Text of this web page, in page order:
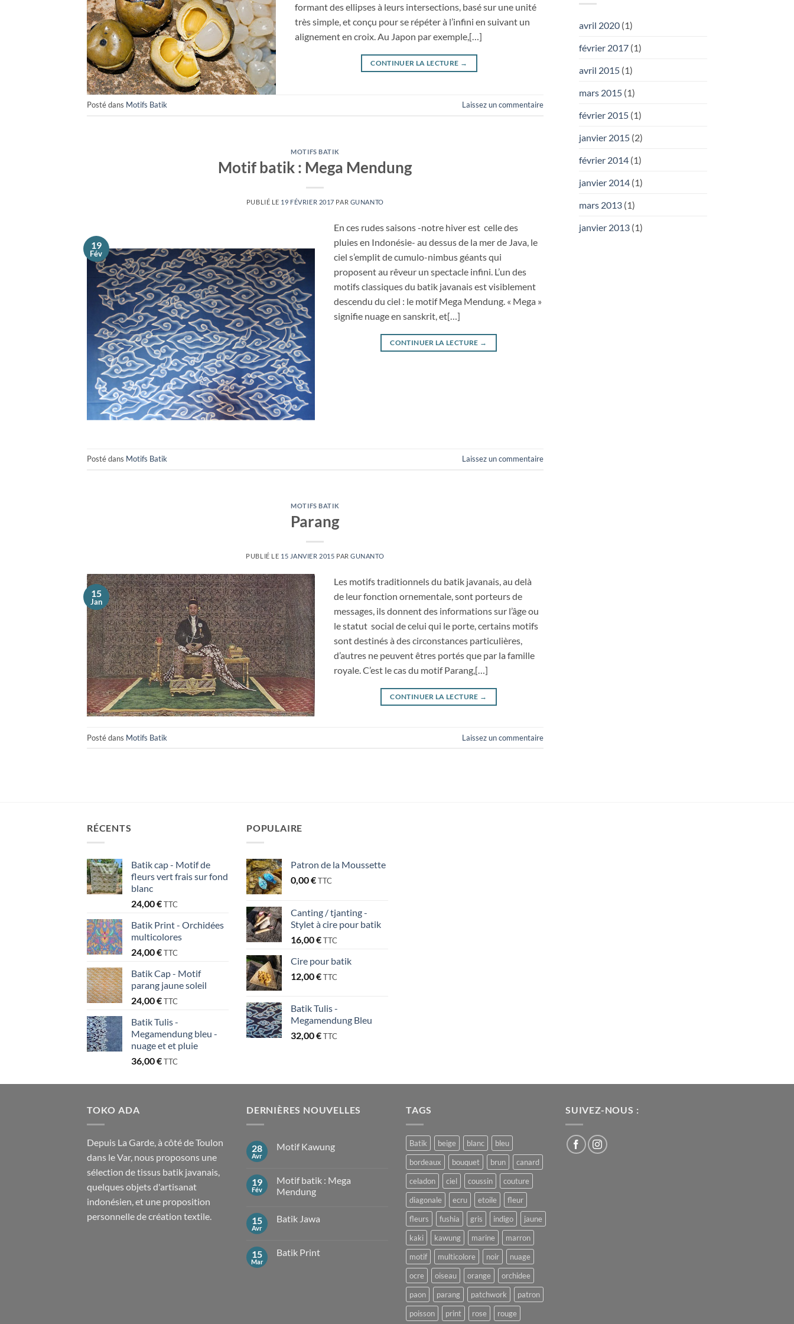
formant des ellipses à leurs intersections, basé sur une unité
très simple, et conçu pour se répéter à l’infini en suivant un
alignement en croix. Au Japon par exemple,[…]
CONTINUER LA LECTURE →
Posté dans Motifs Batik Laissez un commentaire
MOTIFS BATIK
Motif batik : Mega Mendung
PUBLIÉ LE 19 FÉVRIER 2017 PAR GUNANTO
19
Fév
En ces rudes saisons -notre hiver est celle des
pluies en Indonésie- au dessus de la mer de Java, le
ciel s’emplit de cumulo-nimbus géants qui
proposent au rêveur un spectacle infini. L’un des
motifs classiques du batik javanais est visiblement
descendu du ciel : le motif Mega Mendung. « Mega »
signifie nuage en sanskrit, et[…]
CONTINUER LA LECTURE →
Posté dans Motifs Batik Laissez un commentaire
MOTIFS BATIK
Parang
PUBLIÉ LE 15 JANVIER 2015 PARGUNANTO
15
Jan
Les motifs traditionnels du batik javanais, au delà
de leur fonction ornementale, sont porteurs de
messages, ils donnent des informations sur l’âge ou
le statut social de celui qui le porte, certains motifs
sont destinés à des circonstances particulières,
d’autres ne peuvent êtres portés que par la famille
royale. C’est le cas du motif Parang,[…]
CONTINUER LA LECTURE →
Posté dans Motifs Batik Laissez un commentaire
avril 2020(1)
février 2017(1)
avril 2015(1)
mars 2015(1)
février 2015(1)
janvier 2015(2)
février 2014(1)
janvier 2014(1)
mars 2013(1)
janvier 2013(1)
RÉCENTS
Batik cap - Motif de
fleurs vert frais sur fond
blanc
24,00€TTC
Batik Print - Orchidées
multicolores
24,00€TTC
Batik Cap - Motif
parang jaune soleil
24,00€TTC
Batik Tulis -
Megamendung bleu -
nuage et et pluie
36,00€TTC
POPULAIRE
Patron de la Moussette
0,00€TTC
Canting / tjanting -
Stylet à cire pour batik
16,00€TTC
Cire pour batik
12,00€TTC
Batik Tulis -
Megamendung Bleu
32,00€TTC
TOKO ADA
Depuis La Garde, à côté de Toulon
dans le Var, nous proposons une
sélection de tissus batik javanais,
quelques objets d'artisanat
indonésien, et une proposition
personnelle de création textile.
DERNIÈRES NOUVELLES
28
Avr
Motif Kawung
Motif
Kawung
19
Fév
Motif batik : Mega
Mendung
sur
Mega
Mendung
15
Avr
Batik Jawa
Batik
15
Mar
Batik Print
TAGS
Batik beige blanc
bleu
bordeaux
bouquet brun
canard
celadon
ciel coussin
couture
diagonale
ecru etoile
fleur
fleurs
fushia gris indigo
jaune
kaki
kawung marine
marron
motif
multicolore noir
nuage
ocre
oiseau orange
orchidee
paon
parang patchwork
patron
poisson
print rose rouge
SUIVEZ-NOUS :